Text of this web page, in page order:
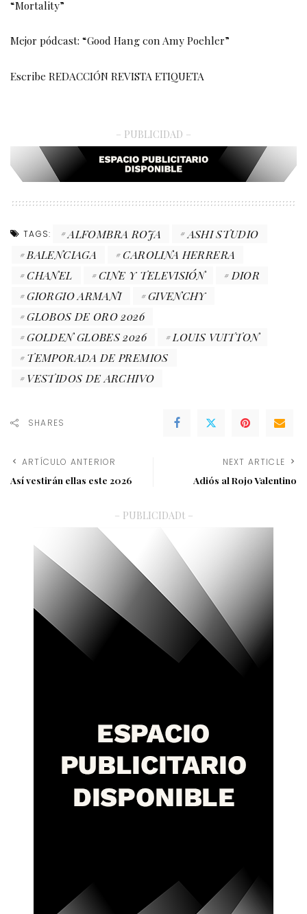
“Mortality”
Mejor pódcast: “Good Hang con Amy Poehler”
Escribe REDACCIÓN REVISTA ETIQUETA
– PUBLICIDAD –
TAGS: ALFOMBRA ROJA
ASHI STUDIO
BALENCIAGA
CAROLINA HERRERA
CHANEL
CINE Y TELEVISIÓN
DIOR
GIORGIO ARMANI
GIVENCHY
GLOBOS DE ORO 2026
GOLDEN GLOBES 2026
LOUIS VUITTON
TEMPORADA DE PREMIOS
VESTIDOS DE ARCHIVO
SHARES
ARTÍCULO ANTERIOR
Así vestirán ellas este 2026
NEXT ARTICLE
Adiós al Rojo Valentino
– PUBLICIDADt –